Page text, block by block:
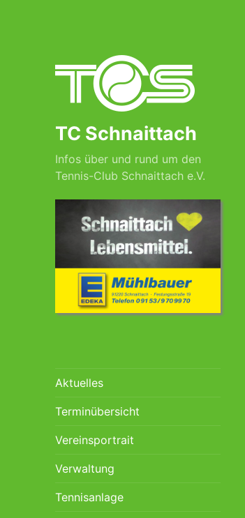
TC Schnaittach
Infos über und rund um den
Tennis-Club Schnaittach e.V.
Aktuelles
Terminübersicht
Vereinsportrait
Verwaltung
Tennisanlage